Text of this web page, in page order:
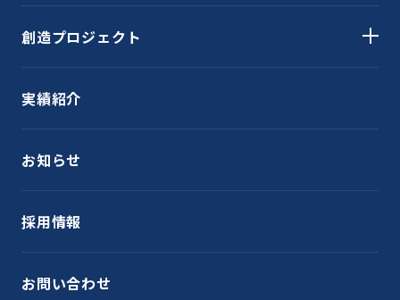
創造プロジェクト
実績紹介
お知らせ
採用情報
お問い合わせ